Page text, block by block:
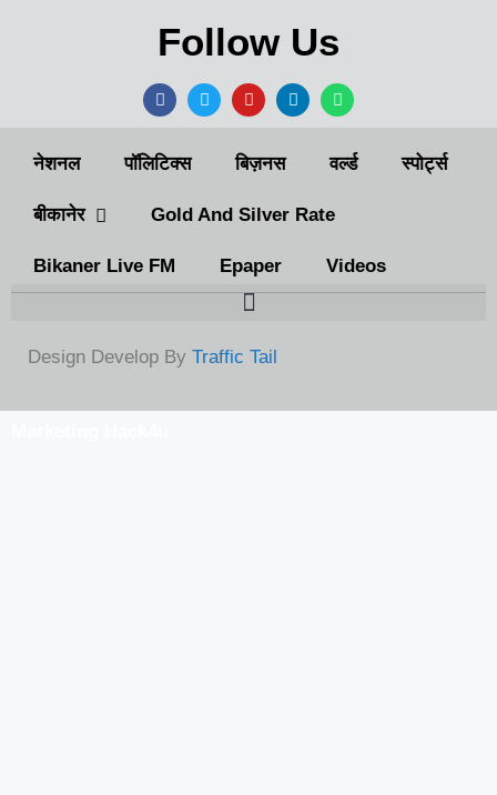
Follow Us
नेशनल पॉलिटिक्स बिज़नस वर्ल्ड स्पोर्ट्स
बीकानेर Gold And Silver Rate
Bikaner Live FM Epaper Videos
Design Develop By Traffic Tail